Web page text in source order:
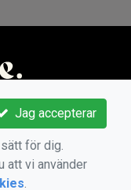
Jag accepterar
för dig.
att vi använder
.